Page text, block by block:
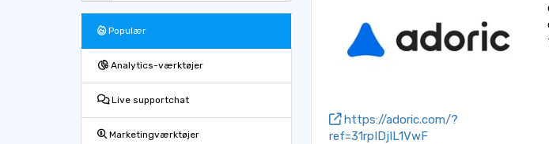
Populær
Analytics-værktøjer
Live supportchat
Marketingværktøjer
https://adoric.com/?
ref=31rpIDjIL1VwF